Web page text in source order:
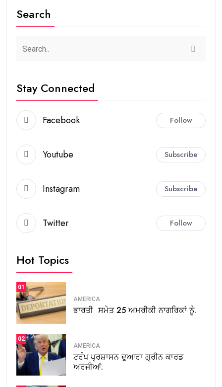
Search
Stay Connected
Facebook Follow
Youtube Subscribe
Instagram Subscribe
Twitter Follow
Hot Topics
01
AMERICA
ਭਾਰਤੀ ਸਮੇਤ 25 ਅਮਰੀਕੀ ਨਾਗਰਿਕਾਂ ਨੂੰ.
02
AMERICA
ਟਰੰਪ ਪ੍ਰਸ਼ਾਸਨ ਦੁਆਰਾ ਗ੍ਰੀਨ ਕਾਰਡ
ਅਰਜੀਆਂ.